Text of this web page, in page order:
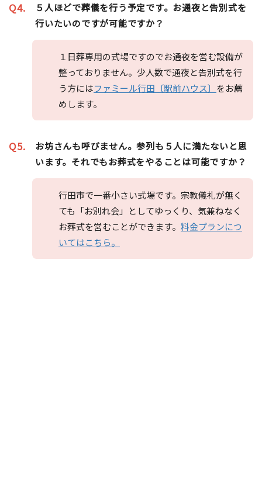
Q4.
５人ほどで葬儀を行う予定です。お通夜と告別式を
行いたいのですが可能ですか？
１日葬専用の式場ですのでお通夜を営む設備が
整っておりません。少人数で通夜と告別式を行
う方にはファミール行田〔駅前ハウス〕 をお薦
めします。
Q5.
お坊さんも呼びません。参列も５人に満たないと思
います。それでもお葬式をやることは可能ですか？
行田市で一番小さい式場です。宗教儀礼が無く
ても「お別れ会」としてゆっくり、気兼ねなく
お葬式を営むことができます。 料金プランにつ
いてはこちら。